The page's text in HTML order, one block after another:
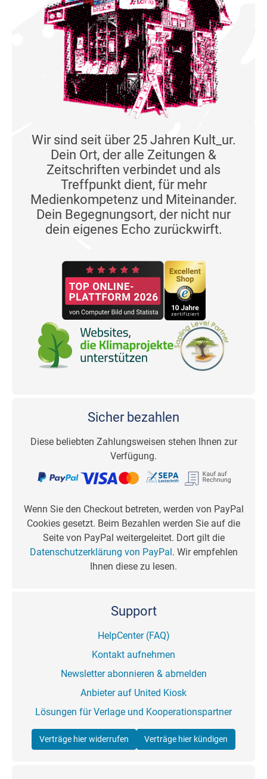
Wir sind seit über 25 Jahren Kult_ur.
Dein Ort, der alle Zeitungen &
Zeitschriften verbindet und als
Treffpunkt dient, für mehr
Medienkompetenz und Miteinander.
Dein Begegnungsort, der nicht nur
dein eigenes Echo zurückwirft.
Sicher bezahlen
Diese beliebten Zahlungsweisen stehen Ihnen zur
Verfügung.
Wenn Sie den Checkout betreten, werden von PayPal
Cookies gesetzt. Beim Bezahlen werden Sie auf die
Seite von PayPal weitergeleitet. Dort gilt die
Datenschutzerklärung von PayPal. Wir empfehlen
Ihnen diese zu lesen.
Support
HelpCenter (FAQ)
Kontakt aufnehmen
Newsletter abonnieren & abmelden
Anbieter auf United Kiosk
Lösungen für Verlage und Kooperationspartner
Verträge hier widerrufen Verträge hier kündigen